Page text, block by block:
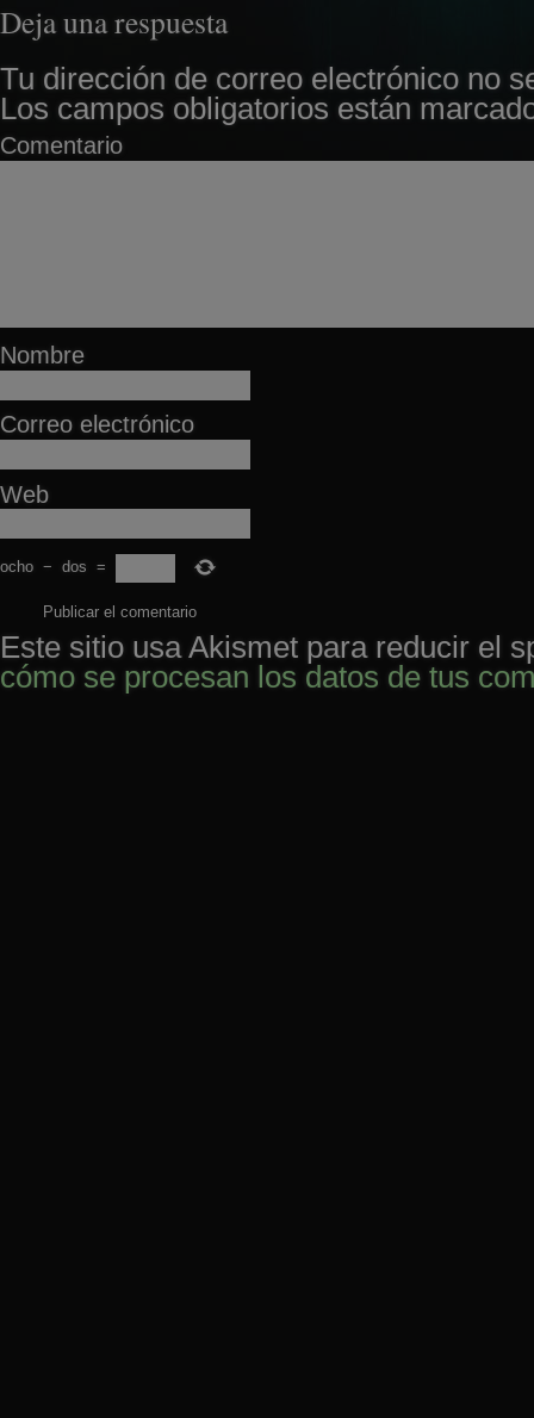
Deja una respuesta
Tu dirección de correo electrónico no
Los campos obligatorios están
Comentario
Nombre
Correo electrónico
Web
ocho − dos =
Este sitio usa Akismet para reducir el
cómo se procesan los datos de tus